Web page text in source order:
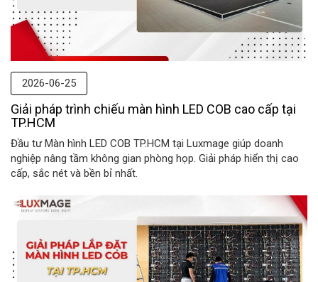
2026-06-25
Giải pháp trình chiếu màn hình LED COB cao cấp tại
TP.HCM
Đầu tư Màn hình LED COB TP.HCM tại Luxmage giúp doanh
nghiệp nâng tầm không gian phòng họp. Giải pháp hiển thị cao
cấp, sắc nét và bền bỉ nhất.